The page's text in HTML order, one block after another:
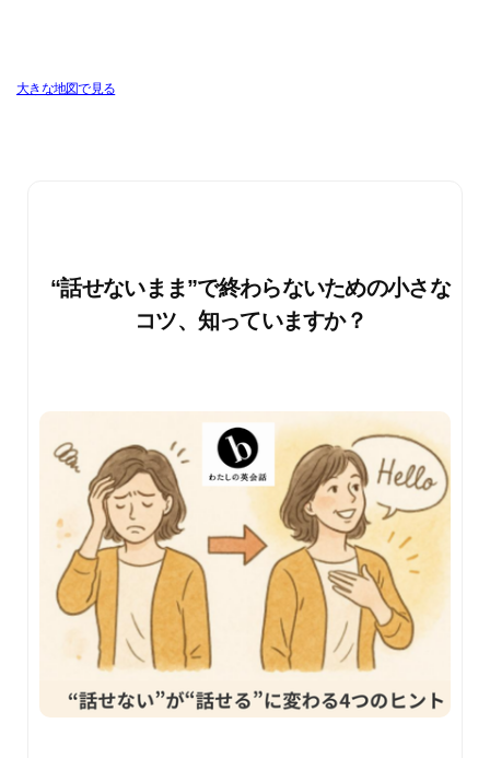
大きな地図で見る
“話せないまま”で終わらないための小さな
コツ、知っていますか？